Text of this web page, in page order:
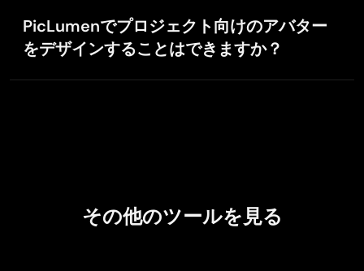
ターメーカーの両方の機能を兼ね備え、直感的な操作
でありながら、細部まで作り込めるリアルなアバター
PicLumenでプロジェクト向けのアバター
をデザインすることはできますか？
はい。PicLumenはマーケティング、アニメーション、
その他のツールを見る